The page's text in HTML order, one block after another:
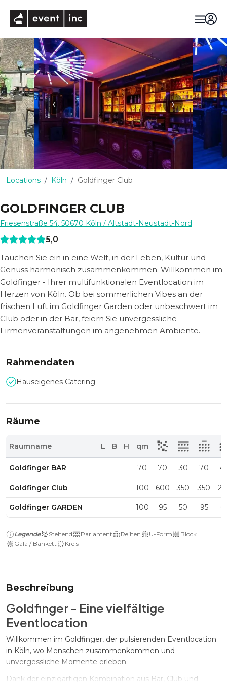
‹ ›
Locations Köln Goldfinger Club
GOLDFINGER CLUB
Friesenstraße 54, 50670 Köln / Altstadt-Neustadt-Nord
5,0
Tauchen Sie ein in eine Welt, in der Leben, Kultur und
Genuss harmonisch zusammenkommen. Willkommen im
Goldfinger - Ihrer multifunktionalen Eventlocation im
Herzen von Köln. Ob bei sommerlichen Vibes an der
frischen Luft im Goldfinger Garden oder unbeschwert im
Club oder in der Bar, feiern Sie unvergessliche
Firmenveranstaltungen im angenehmen Ambiente.
Rahmendaten
Hauseigenes Catering
Räume
Raumname L B H qm
Goldfinger BAR 70 70 30 70
Goldfinger Club 100 600 350 350
Goldfinger GARDEN 100 95 50 95
Legende Stehend Parlament Reihen U-Form
Block
Gala / Bankett
Kreis
Beschreibung
Goldfinger - Eine vielfältige
Eventlocation
Willkommen im Goldfinger, der pulsierenden Eventlocation
in Köln, wo Menschen zusammenkommen und
unvergessliche Momente erleben.
Dank der einzigartigen Kombination aus Bar, Club und